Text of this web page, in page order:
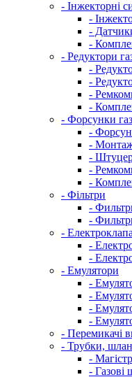
- Інжекторні
-
-
-
- Редуктори
-
-
-
-
- Форсунки
-
-
-
-
-
- Фільтри
-
-
-
-
-
- Емулятори
-
-
-
-
- Перемикачі
- Трубки,
-
- Газові